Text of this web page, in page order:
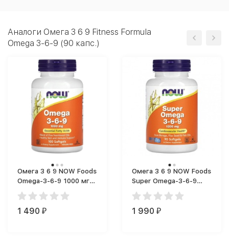
Аналоги Омега 3 6 9 Fitness Formula
Omega 3-6-9 (90 капс.)
Омега 3 6 9 NOW Foods
Omega-3-6-9 1000 мг
(100 капс.)
1 490 ₽
Омега 3 6 9 NOW Foods
Super Omega-3-6-9
1200 мг (90 капс.)
1 990 ₽